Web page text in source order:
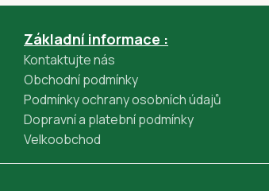
Základní informace :
Kontaktujte nás
Obchodní podmínky
Podmínky ochrany osobních údajů
Dopravní a platební podmínky
Velkoobchod